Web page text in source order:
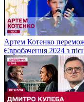
Артем Котенко
Євробачення 2024 з